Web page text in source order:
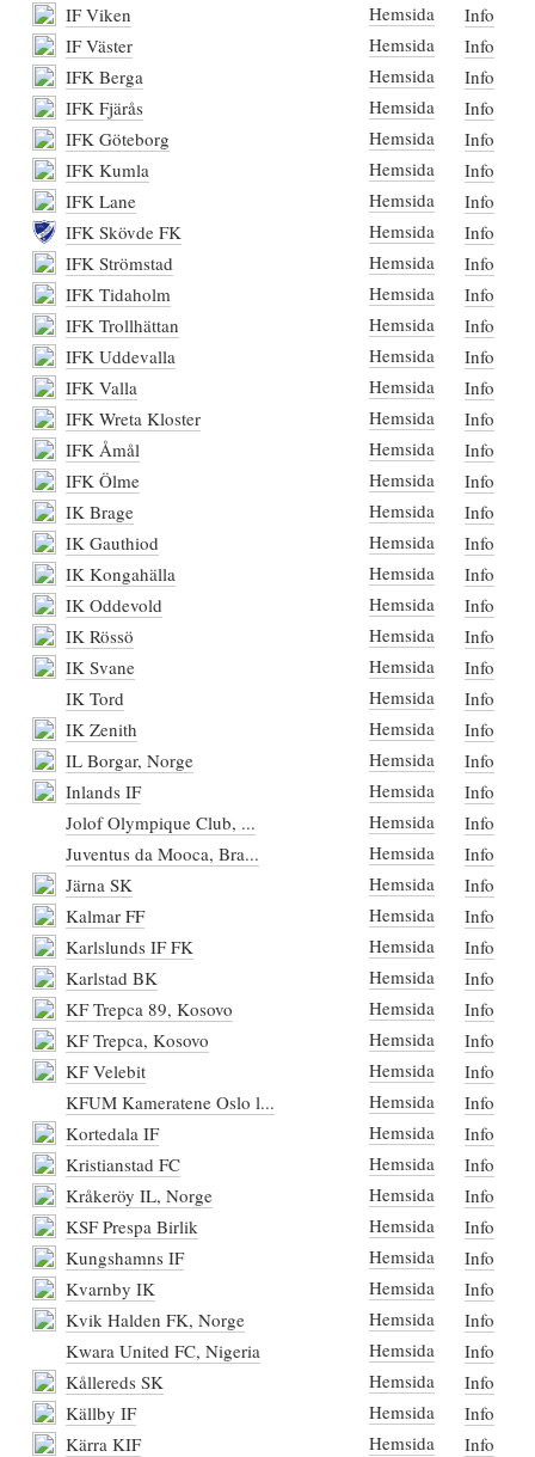
IF Viken
Hemsida
Info
IF Väster
Hemsida
Info
IFK Berga
Hemsida
Info
IFK Fjärås
Hemsida
Info
IFK Göteborg
Hemsida
Info
IFK Kumla
Hemsida
Info
IFK Lane
Hemsida
Info
IFK Skövde FK
Hemsida
Info
IFK Strömstad
Hemsida
Info
IFK Tidaholm
Hemsida
Info
IFK Trollhättan
Hemsida
Info
IFK Uddevalla
Hemsida
Info
IFK Valla
Hemsida
Info
IFK Wreta Kloster
Hemsida
Info
IFK Åmål
Hemsida
Info
IFK Ölme
Hemsida
Info
IK Brage
Hemsida
Info
IK Gauthiod
Hemsida
Info
IK Kongahälla
Hemsida
Info
IK Oddevold
Hemsida
Info
IK Rössö
Hemsida
Info
IK Svane
Hemsida
Info
IK Tord
Hemsida
Info
IK Zenith
Hemsida
Info
IL Borgar, Norge
Hemsida
Info
Inlands IF
Hemsida
Info
Jolof Olympique Club, ...
Hemsida
Info
Juventus da Mooca, Bra...
Hemsida
Info
Järna SK
Hemsida
Info
Kalmar FF
Hemsida
Info
Karlslunds IF FK
Hemsida
Info
Karlstad BK
Hemsida
Info
KF Trepca 89, Kosovo
Hemsida
Info
KF Trepca, Kosovo
Hemsida
Info
KF Velebit
Hemsida
Info
KFUM Kameratene Oslo l...
Hemsida
Info
Kortedala IF
Hemsida
Info
Kristianstad FC
Hemsida
Info
Kråkeröy IL, Norge
Hemsida
Info
KSF Prespa Birlik
Hemsida
Info
Kungshamns IF
Hemsida
Info
Kvarnby IK
Hemsida
Info
Kvik Halden FK, Norge
Hemsida
Info
Kwara United FC, Nigeria
Hemsida
Info
Kållereds SK
Hemsida
Info
Källby IF
Hemsida
Info
Kärra KIF
Hemsida
Info